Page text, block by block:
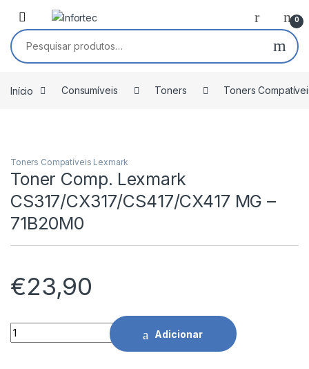
Saltar para navegação
Pular para o conteúdo
0
Pesquisar por:
Início Consumíveis Toners Toners
Toners Compatíveis Lexmark
Toner Comp. Lexmark
CS317/CX317/CS417/CX417 MG –
71B20M0
€23,90
Toner Comp. Lexmark CS317/CX317/CS417/CX417 MG -
Adicionar